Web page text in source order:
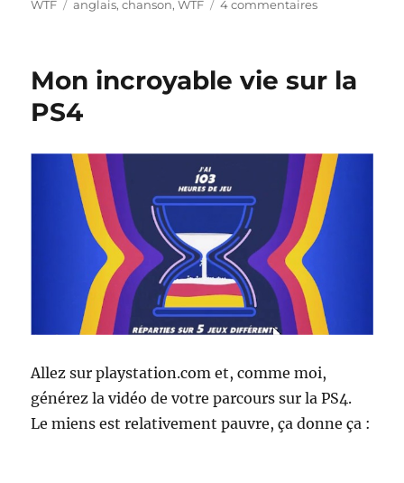
le
WTF Étiquettes
anglais,chanson,WTF 4 commentairessur
Mon incroyable vie sur la
PS4
Allez sur playstation.com et, comme moi,
générez la vidéo de votre parcours sur la PS4.
Le miens est relativement pauvre, ça donne ça :